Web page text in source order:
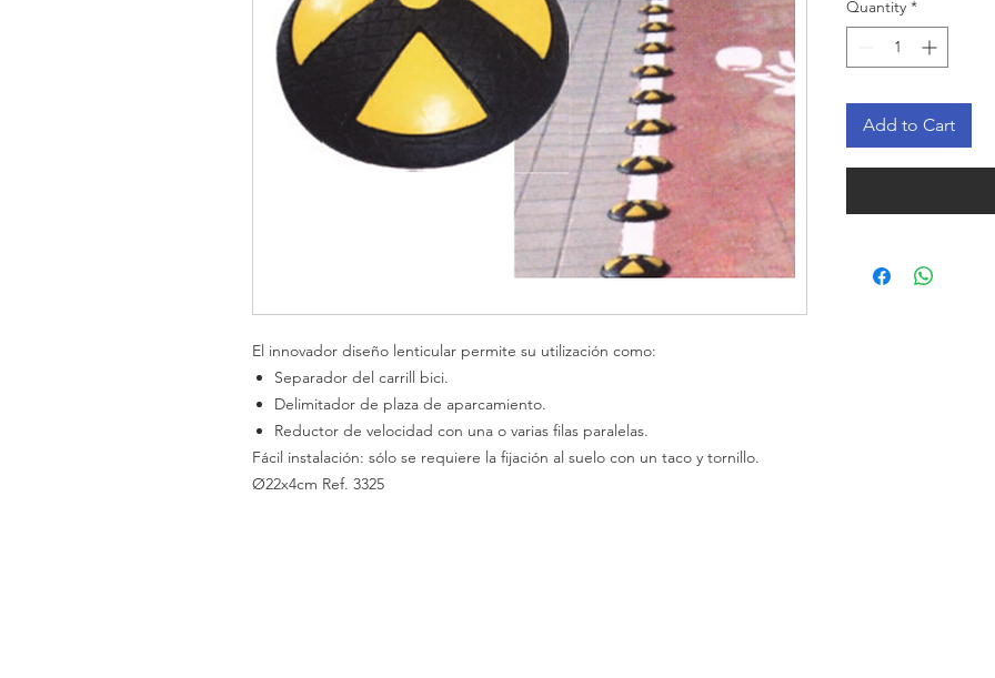
El innovador diseño lenticular permite su utilización como:
Separador del carrill bici.
Delimitador de plaza de aparcamiento.
Reductor de velocidad con una o varias filas paralelas.
Fácil instalación: sólo se requiere la fijación al suelo con un taco y tornillo.
Ø22x4cm Ref. 3325
Quantity *
Add to Cart